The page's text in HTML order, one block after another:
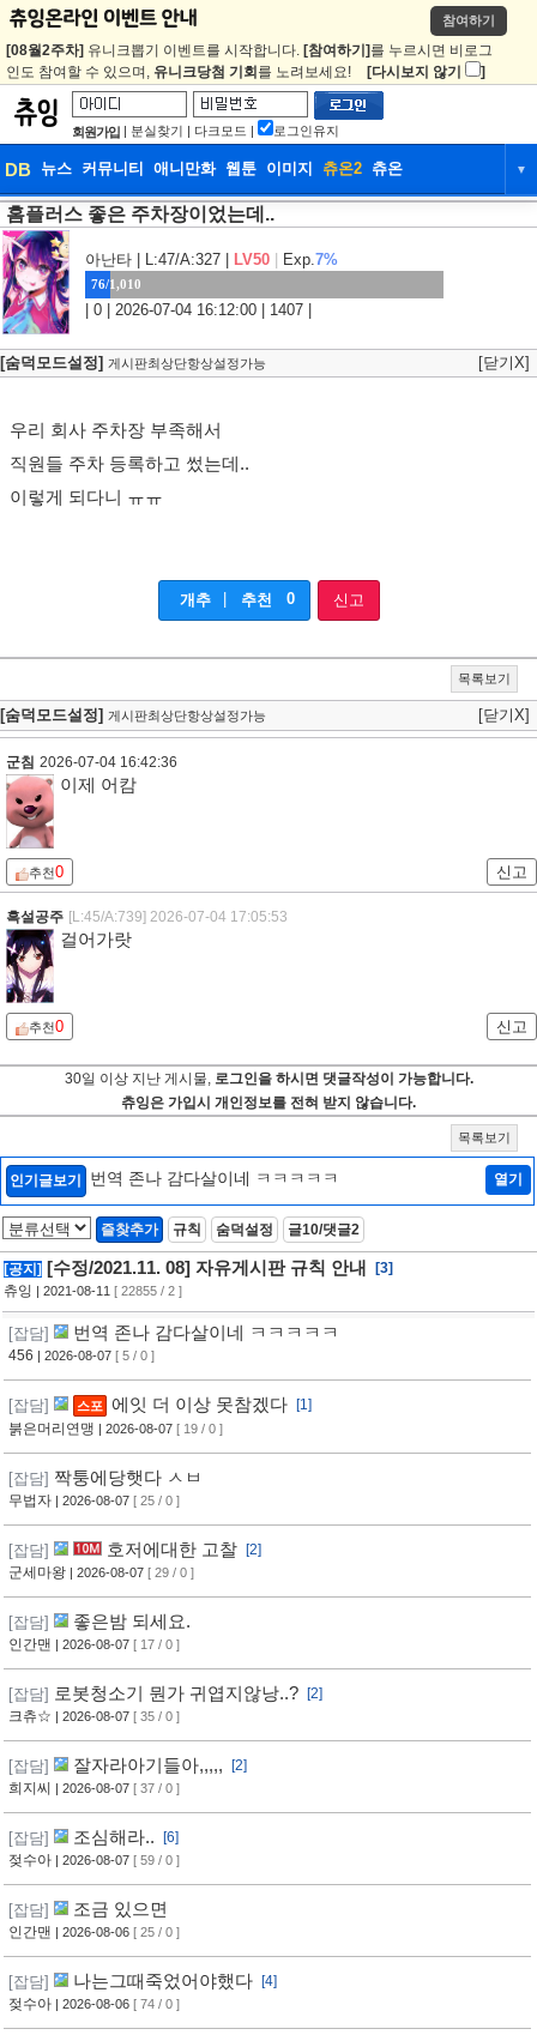
참여하기
[08월2주차] 유니크뽑기 이벤트를 시작합니다. [참여하기] 를 누르시면 비로그
인도 참여할 수 있으며, 유니크당첨 기회 를 노려보세요! [다시보지 않기 ]
회원가입 | 분실찾기 | 다크모드 | 로그인유지
DB 뉴스 커뮤니티 애니만화 웹툰 이미지 츄온2 츄온 ▼
DB 뉴스
웹툰 이미지 츄온2
홈플러스 좋은 주차장이었는데..
아난타 | L:47/A:327 | LV50 Exp.7%
76/1,010
| 0 | 2026-07-04 16:12:00 | 1407 |
[숨덕모드설정] 게시판최상단항상설정가능 [닫기X]
우리 회사 주차장 부족해서
직원들 주차 등록하고 썼는데..
이렇게 되다니 ㅠㅠ
개추 추천 0 신고
목록보기
[숨덕모드설정] 게시판최상단항상설정가능 [닫기X]
군침 2026-07-04 16:42:36
이제 어캄
추천0 신고
흑설공주 [L:45/A:739] 2026-07-04 17:05:53
걸어가랏
추천0 신고
30일 이상 지난 게시물, 로그인을 하시면 댓글작성이 가능합니다.
츄잉은 가입시 개인정보를 전혀 받지 않습니다.
목록보기
인기글보기 번역 존나 감다살이네 ㅋㅋㅋㅋㅋ 열기
즐찾추가 규칙 숨덕설정 글10/댓글2
[공지] [수정/2021.11. 08] 자유게시판 규칙 안내
[3]
츄잉 | 2021-08-11 [ 22855 / 2 ]
[잡담] 번역 존나 감다살이네 ㅋㅋㅋㅋㅋ
456 | 2026-08-07 [ 5 / 0 ]
[잡담] 스포 에잇 더 이상 못참겠다
[1]
붉은머리연맹 | 2026-08-07 [ 19 / 0 ]
[잡담] 짝퉁에당햇다 ㅅㅂ
무법자 | 2026-08-07 [ 25 / 0 ]
[잡담] 호저에대한 고찰
[2]
군세마왕 | 2026-08-07 [ 29 / 0 ]
[잡담] 좋은밤 되세요.
인간맨 | 2026-08-07 [ 17 / 0 ]
[잡담] 로봇청소기 뭔가 귀엽지않낭..?
[2]
크츄☆ | 2026-08-07 [ 35 / 0 ]
[잡담] 잘자라아기들아,,,,,
[2]
희지씨
| 2026-08-07 [ 37 / 0 ]
[잡담] 조심해라..
[6]
젖수아 | 2026-08-07 [ 59 / 0 ]
[잡담] 조금 있으면
인간맨 | 2026-08-06 [ 25 / 0 ]
[잡담] 나는그때죽었어야했다
[4]
젖수아 | 2026-08-06 [ 74 / 0 ]